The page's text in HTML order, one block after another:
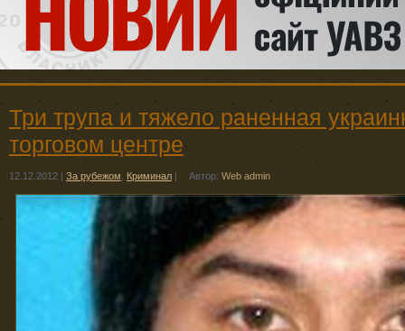
Три трупа и тяжело раненная
торговом центре
12.12.2012 | За рубежом Криминал | Автор: Web admin